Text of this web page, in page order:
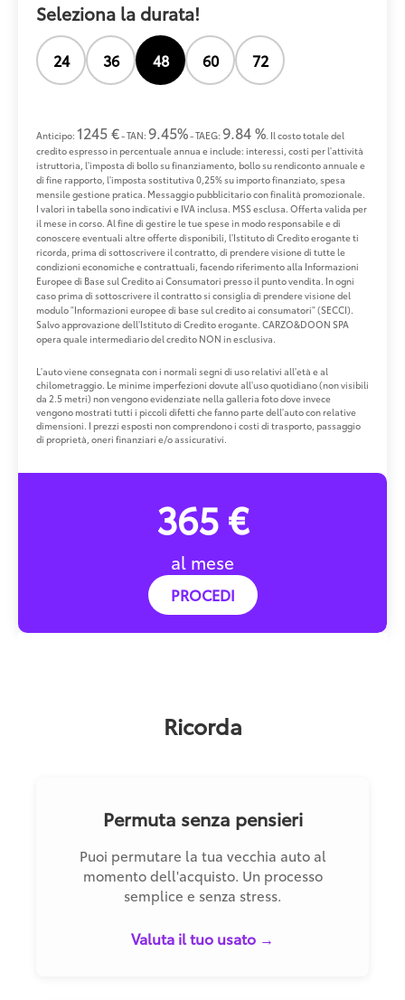
Seleziona la durata!
24 36 48 60 72
Anticipo: 1245 €- TAN: 9.45%- TAEG: 9.84 %. Il costo totale del
credito espresso in percentuale annua e include: interessi, costi per l'attività
istruttoria, l'imposta di bollo su finanziamento, bollo su rendiconto annuale e
di fine rapporto, l'imposta sostitutiva 0,25% su importo finanziato, spesa
mensile gestione pratica. Messaggio pubblicitario con finalità promozionale.
I valori in tabella sono indicativi e IVA inclusa. MSS esclusa. Offerta valida per
il mese in corso. Al fine di gestire le tue spese in modo responsabile e di
conoscere eventuali altre offerte disponibili, l'Istituto di Credito erogante ti
ricorda, prima di sottoscrivere il contratto, di prendere visione di tutte le
condizioni economiche e contrattuali, facendo riferimento alla Informazioni
Europee di Base sul Credito ai Consumatori presso il punto vendita. In ogni
caso prima di sottoscrivere il contratto si consiglia di prendere visione del
modulo "Informazioni europee di base sul credito ai consumatori" (SECCI).
Salvo approvazione dell'Istituto di Credito erogante. CARZO&DOON SPA
opera quale intermediario del credito NON in esclusiva.
L'auto viene consegnata con i normali segni di uso relativi all'età e al
chilometraggio. Le minime imperfezioni dovute all'uso quotidiano (non visibili
da 2.5 metri) non vengono evidenziate nella galleria foto dove invece
vengono mostrati tutti i piccoli difetti che fanno parte dell'auto con relative
dimensioni. I prezzi esposti non comprendono i costi di trasporto, passaggio
di proprietà, oneri finanziari e/o assicurativi.
365 €
al mese
PROCEDI
Ricorda
Permuta senza pensieri
Puoi permutare la tua vecchia auto al
momento dell'acquisto. Un processo
semplice e senza stress.
Valuta il tuo usato →